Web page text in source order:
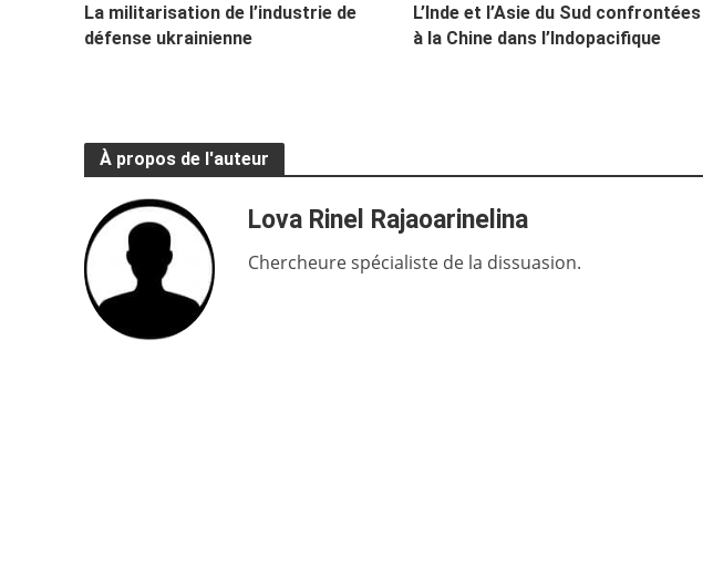
La militarisation de l’industrie de
défense ukrainienne
L’Inde et l’Asie du Sud confrontées
à la Chine dans l’Indopacifique
À propos de l'auteur
Lova Rinel Rajaoarinelina
Chercheure spécialiste de la dissuasion.